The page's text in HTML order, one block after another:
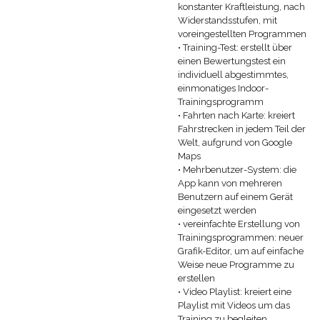
konstanter Kraftleistung, nach
Widerstandsstufen, mit
voreingestellten Programmen
• Training-Test: erstellt über
einen Bewertungstest ein
individuell abgestimmtes,
einmonatiges Indoor-
Trainingsprogramm
• Fahrten nach Karte: kreiert
Fahrstrecken in jedem Teil der
Welt, aufgrund von Google
Maps
• Mehrbenutzer-System: die
App kann von mehreren
Benutzern auf einem Gerät
eingesetzt werden
• vereinfachte Erstellung von
Trainingsprogrammen: neuer
Grafik-Editor, um auf einfache
Weise neue Programme zu
erstellen
• Video Playlist: kreiert eine
Playlist mit Videos um das